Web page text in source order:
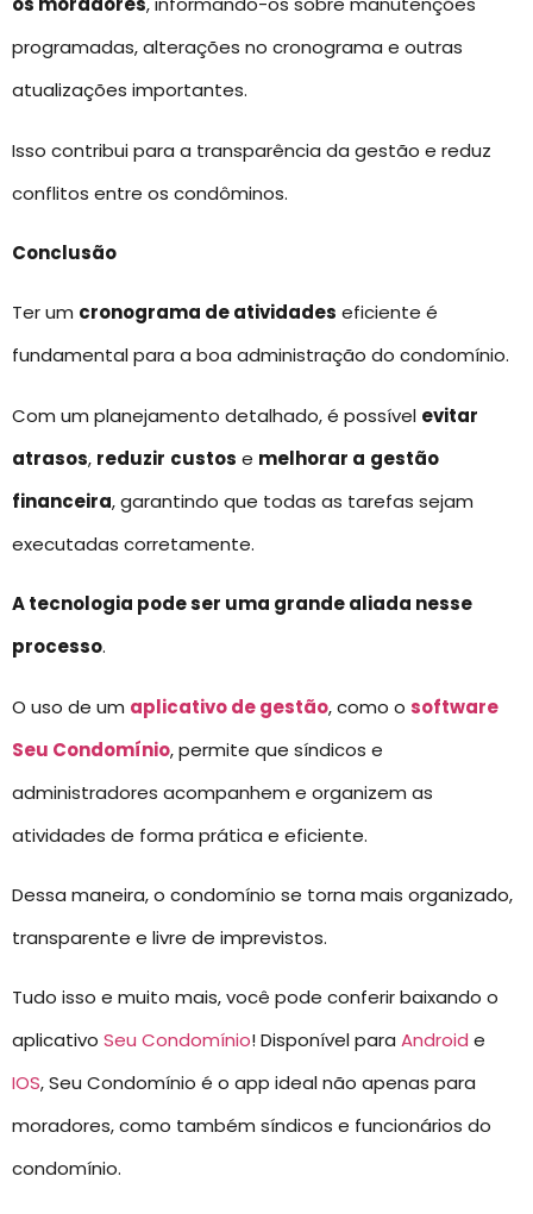
programadas, alterações no cronograma e outras
atualizações importantes.
Isso contribui para a transparência da gestão e reduz
conflitos entre os condôminos.
Conclusão
Ter um cronograma de atividades eficiente é
fundamental para a boa administração do condomínio.
Com um planejamento detalhado, é possível evitar
atrasos, reduzir custos e melhorar a gestão
financeira, garantindo que todas as tarefas sejam
executadas corretamente.
A tecnologia pode ser uma grande aliada nesse
processo.
O uso de um aplicativo de gestão, como o software
Seu Condomínio, permite que síndicos e
administradores acompanhem e organizem as
atividades de forma prática e eficiente.
Dessa maneira, o condomínio se torna mais organizado,
transparente e livre de imprevistos.
Tudo isso e muito mais, você pode conferir baixando o
aplicativo Seu Condomínio! Disponível para Android e
IOS, Seu Condomínio é o app ideal não apenas para
moradores, como também síndicos e funcionários do
condomínio.